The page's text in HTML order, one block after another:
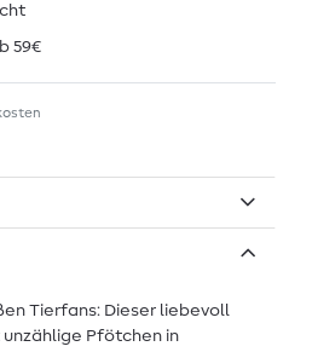
59€
Tierfans: Dieser liebevoll
Pfötchen in